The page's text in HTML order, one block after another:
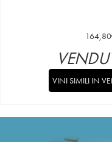
164,80
VINI SIMILI IN